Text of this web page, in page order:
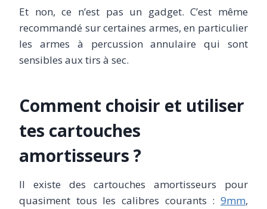
Et non, ce n’est pas un gadget. C’est même
recommandé sur certaines armes, en particulier
les armes à percussion annulaire qui sont
sensibles aux tirs à sec.
Comment choisir et utiliser
tes cartouches
amortisseurs ?
Il existe des cartouches amortisseurs pour
quasiment tous les calibres courants : 9mm,